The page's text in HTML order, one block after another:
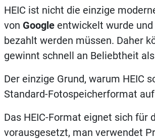
HEIC ist nicht die einzige
von Googleentwickelt wurde und
bezahlt werden müssen. Daher
gewinnt schnell an Beliebtheit
Der einzige Grund, warum HEIC
Standard-Fotospeicherformat
Das HEIC-Format eignet sich für
vorausgesetzt, man verwendet